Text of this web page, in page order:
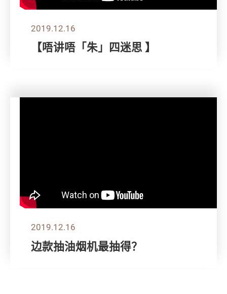
2019.12.16
【唔讲唔「朱」四迷思 】
2019.12.16
边款抽油烟机最抽得？